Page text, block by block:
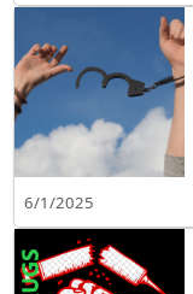
6/1/2025